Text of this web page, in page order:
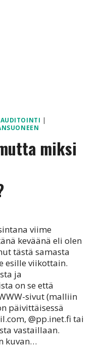
|
miksi
viime
keväänä eli olen
tästä samasta
esille viikottain.
ja
on se että
sivut (malliin
päivittäisessä
@pp.inet.fi tai
vastaillaan.
kuvan…